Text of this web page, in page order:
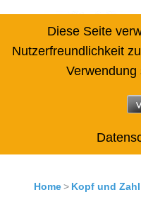
Arbeitskreis des
angewandte
Home> Kopf und Zahl
Diese Seite
Nutzerfreundlichkeit
Verwendung